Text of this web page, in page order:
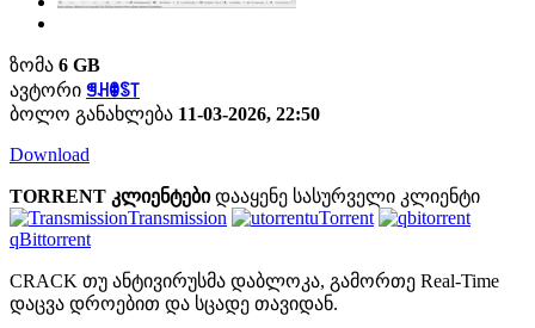
ზომა 6 GB
ავტორი ꁅꃅꂦꌗ꓄
ბოლო განახლება 11-03-2026, 22:50
Download
TORRENT კლიენტები დააყენე სასურველი კლიენტი
Transmission
uTorrent
qBittorrent
CRACK თუ ანტივირუსმა დაბლოკა, გამორთე Real-Time
დაცვა დროებით და სცადე თავიდან.